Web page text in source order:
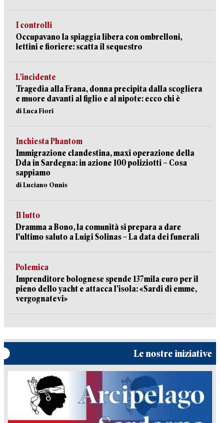
I controlli
Occupavano la spiaggia libera con ombrelloni,
lettini e fioriere: scatta il sequestro
L’incidente
Tragedia alla Frana, donna precipita dalla scogliera
e muore davanti al figlio e al nipote: ecco chi è
di Luca Fiori
Inchiesta Phantom
Immigrazione clandestina, maxi operazione della
Dda in Sardegna: in azione 100 poliziotti – Cosa
sappiamo
di Luciano Onnis
Il lutto
Dramma a Bono, la comunità si prepara a dare
l'ultimo saluto a Luigi Solinas – La data dei funerali
Polemica
Imprenditore bolognese spende 137mila euro per il
pieno dello yacht e attacca l’isola: «Sardi di emme,
vergognatevi»
Le nostre iniziative